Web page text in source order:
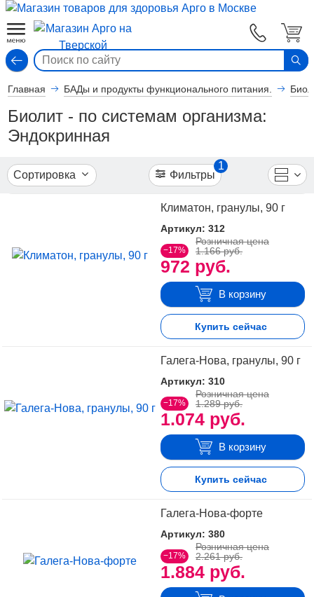
Главная БАДы и продукты функционального питания.
Биолит - по системам организма:
Эндокринная
Фильтры
1
Фильтры
все
Показать 6
веса
По
системам
Показать
все
77
Для
зрения
иммунитета
9
Для
9
Дыхательная 8
Мочевыделительная
Нервная
система
Опорно-
двигательная
3
Покровная
(кожа)
1
Репродуктивные
системы
4
сосудистая
Эндокринная
Сортировка
Климатон, гранулы, 90 г
Артикул: 312
−17%
972 руб.
Розничная цена
1.166 руб.
В корзину
Купить сейчас
Галега-Нова, гранулы, 90 г
Артикул: 310
−17%
1.074 руб.
Розничная цена
1.289 руб.
В корзину
Купить сейчас
Галега-Нова-форте
Артикул: 380
−17%
1.884 руб.
Розничная цена
2.261 руб.